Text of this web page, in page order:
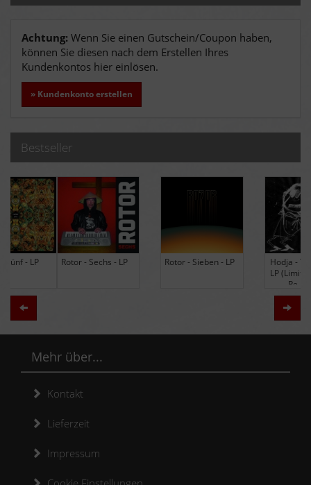
Achtung: Wenn Sie einen Gutschein/Coupon haben,
können Sie diesen nach dem Erstellen Ihres
Kundenkontos hier einlösen.
» Kundenkonto erstellen
Bestseller
Rotor - Sechs - LP Rotor - Sieben - LP
Hodja - The Band -
LP (Limited Edition
Zurück
Mehr über...
Kontakt
Lieferzeit
Impressum